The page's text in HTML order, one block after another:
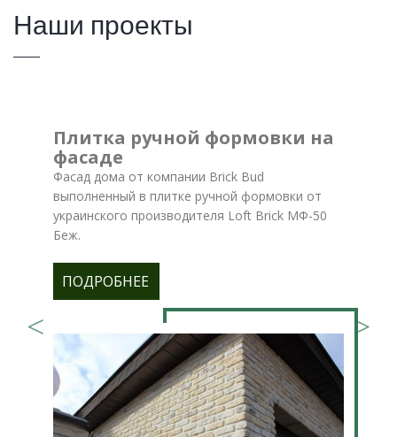
Наши проекты
Плитка ручной формовки на
фасаде
Фасад дома от компании Brick Bud
выполненный в плитке ручной формовки от
украинского производителя Loft Brick МФ-50
Беж.
ПОДРОБНЕЕ